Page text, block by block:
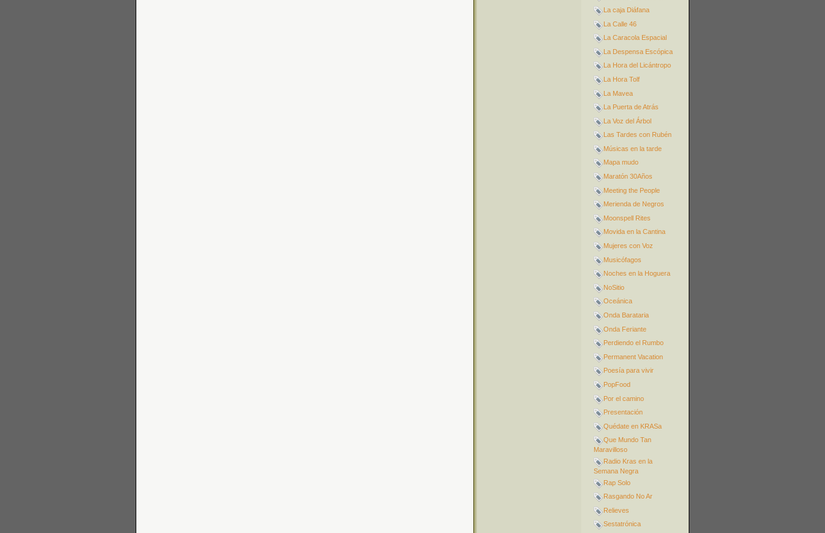
La caja Diáfana
La Calle 46
La Caracola Espacial
La Despensa Escópica
La Hora del Licántropo
La Hora Tolf
La Mavea
La Puerta de Atrás
La Voz del Árbol
Las Tardes con Rubén
Músicas en la tarde
Mapa mudo
Maratón 30Años
Meeting the People
Merienda de Negros
Moonspell Rites
Movida en la Cantina
Mujeres con Voz
Musicófagos
Noches en la Hoguera
NoSitio
Oceánica
Onda Barataria
Onda Feriante
Perdiendo el Rumbo
Permanent Vacation
Poesía para vivir
PopFood
Por el camino
Presentación
Quédate en KRASa
Que Mundo Tan
Maravilloso
Radio Kras en la
Semana Negra
Rap Solo
Rasgando No Ar
Relieves
Sestatrónica